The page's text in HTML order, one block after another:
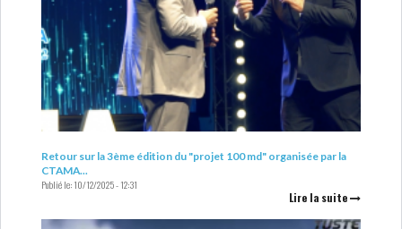
Retour sur la 3ème édition du "projet 100 md" organisée par la
CTAMA...
Publié le:10/12/2025 - 12:31
Lire la suite